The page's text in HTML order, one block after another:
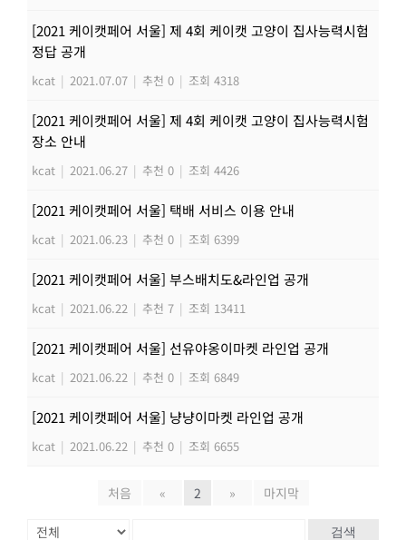
[2021 케이캣페어 서울] 제 4회 케이캣 고양이 집사능력시험
정답 공개
kcat | 2021.07.07 | 추천 0 | 조회 4318
[2021 케이캣페어 서울] 제 4회 케이캣 고양이 집사능력시험
장소 안내
kcat | 2021.06.27 | 추천 0 | 조회 4426
[2021 케이캣페어 서울] 택배 서비스 이용 안내
kcat | 2021.06.23 | 추천 0 | 조회 6399
[2021 케이캣페어 서울] 부스배치도&라인업 공개
kcat | 2021.06.22 | 추천 7 | 조회 13411
[2021 케이캣페어 서울] 선유야옹이마켓 라인업 공개
kcat | 2021.06.22 | 추천 0 | 조회 6849
[2021 케이캣페어 서울] 냥냥이마켓 라인업 공개
kcat | 2021.06.22 | 추천 0 | 조회 6655
처음 « 2 » 마지막
검색